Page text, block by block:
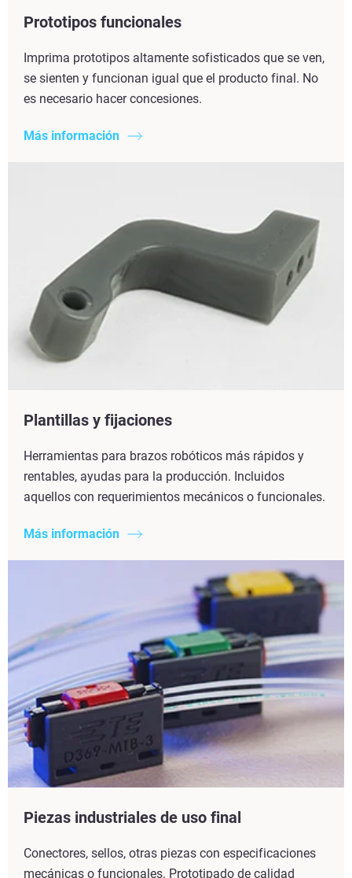
Prototipos funcionales
Imprima prototipos altamente sofisticados que se ven,
se sienten y funcionan igual que el producto final. No
es necesario hacer concesiones.
Más información
Plantillas y fijaciones
Herramientas para brazos robóticos más rápidos y
rentables, ayudas para la producción. Incluidos
aquellos con requerimientos mecánicos o funcionales.
Más información
Piezas industriales de uso final
Conectores, sellos, otras piezas con especificaciones
mecánicas o funcionales. Prototipado de calidad